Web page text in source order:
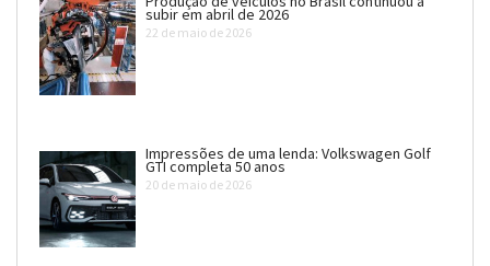
subir em abril de 2026
22 de maio de 2026
Impressões de uma lenda: Volkswagen Golf
GTI completa 50 anos
20 de maio de 2026